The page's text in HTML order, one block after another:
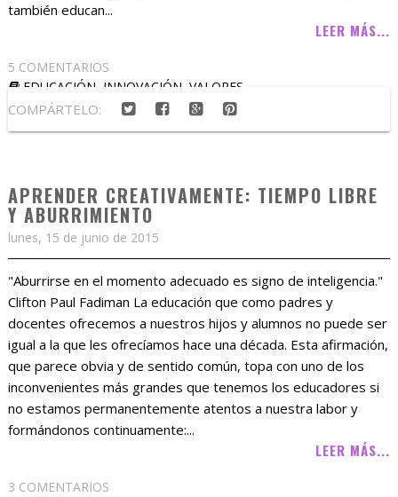
también educan...
LEER MÁS...
5 COMENTARIOS
EDUCACIÓN INNOVACIÓN VALORES
COMPÁRTELO:
APRENDER CREATIVAMENTE: TIEMPO LIBRE
Y ABURRIMIENTO
lunes, 15 de junio de 2015
"Aburrirse en el momento adecuado es signo de inteligencia."
Clifton Paul Fadiman La educación que como padres y
docentes ofrecemos a nuestros hijos y alumnos no puede ser
igual a la que les ofrecíamos hace una década. Esta afirmación,
que parece obvia y de sentido común, topa con uno de los
inconvenientes más grandes que tenemos los educadores si
no estamos permanentemente atentos a nuestra labor y
formándonos continuamente:...
LEER MÁS...
3 COMENTARIOS